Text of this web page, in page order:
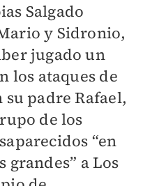
Salgado
y Sidronio,
jugado un
los ataques de
su padre Rafael,
de los
“en
grandes” a Los